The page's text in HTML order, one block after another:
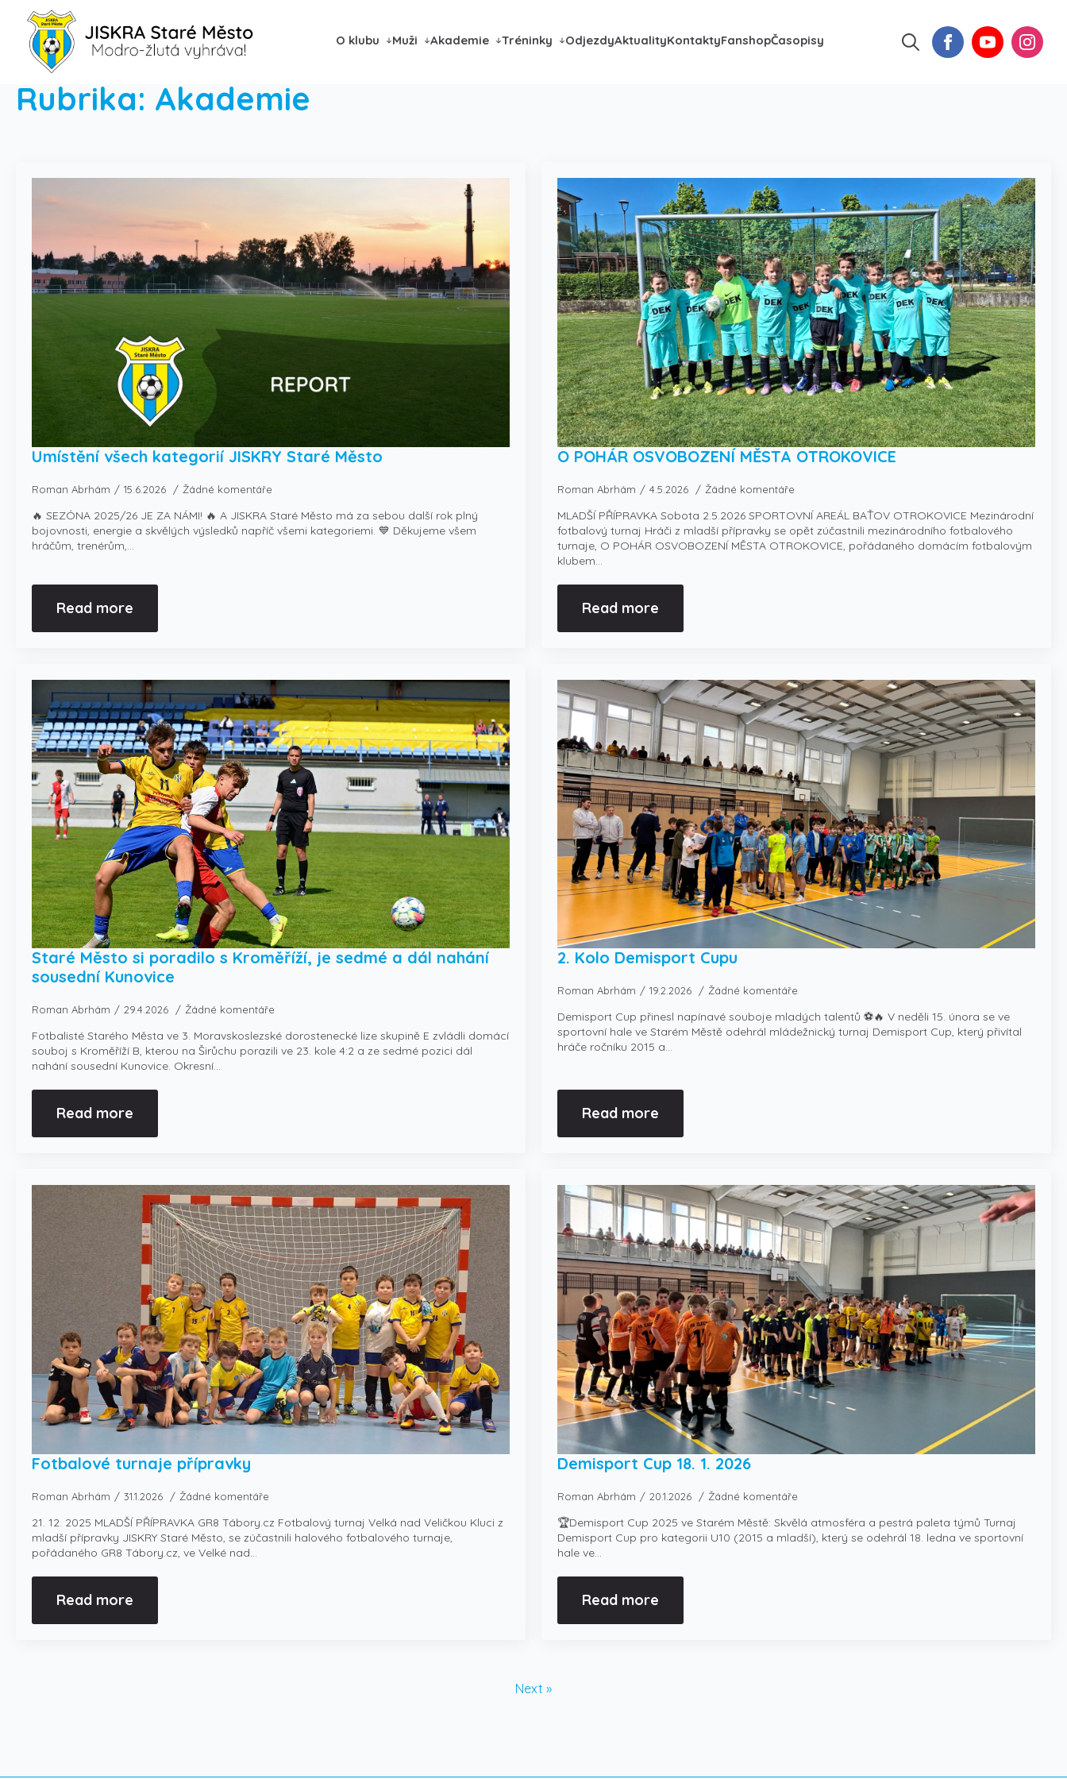
O klubu Muži Akademie Tréninky OdjezdyAktualityKontaktyFanshopČasopisy
Rubrika: Akademie
Umístění všech kategorií JISKRY Staré Město
Roman Abrhám 15.6.2026 Žádné komentáře
🔥 SEZÓNA 2025/26 JE ZA NÁMI! 🔥 A JISKRA Staré Město má za sebou další rok plný
bojovnosti, energie a skvělých výsledků napříč všemi kategoriemi. 💙 Děkujeme všem
hráčům, trenérům,…
Read more
O POHÁR OSVOBOZENÍ MĚSTA OTROKOVICE
Roman Abrhám 4.5.2026 Žádné komentáře
MLADŠÍ PŘÍPRAVKA Sobota 2.5.2026 SPORTOVNÍ AREÁL BAŤOV OTROKOVICE Mezinárodní
fotbalový turnaj Hráči z mladší přípravky se opět zúčastnili mezinárodního fotbalového
turnaje, O POHÁR OSVOBOZENÍ MĚSTA OTROKOVICE, pořádaného domácím fotbalovým
klubem…
Read more
Staré Město si poradilo s Kroměříží, je sedmé a dál nahání
sousední Kunovice
Roman Abrhám 29.4.2026 Žádné komentáře
Fotbalisté Starého Města ve 3. Moravskoslezské dorostenecké lize skupině E zvládli domácí
souboj s Kroměříží B, kterou na Širůchu porazili ve 23. kole 4:2 a ze sedmé pozici dál
nahání sousední Kunovice. Okresní…
Read more
2. Kolo Demisport Cupu
Roman Abrhám 19.2.2026 Žádné komentáře
Demisport Cup přinesl napínavé souboje mladých talentů ⚽🔥 V neděli 15. února se ve
sportovní hale ve Starém Městě odehrál mládežnický turnaj Demisport Cup, který přivítal
hráče ročníku 2015 a…
Read more
Fotbalové turnaje přípravky
Roman Abrhám 31.1.2026 Žádné komentáře
21. 12. 2025 MLADŠÍ PŘÍPRAVKA GR8 Tábory.cz Fotbalový turnaj Velká nad Veličkou Kluci z
mladší přípravky JISKRY Staré Město, se zúčastnili halového fotbalového turnaje,
pořádaného GR8 Tábory.cz, ve Velké nad…
Read more
Demisport Cup 18. 1. 2026
Roman Abrhám 20.1.2026 Žádné komentáře
🏆Demisport Cup 2025 ve Starém Městě: Skvělá atmosféra a pestrá paleta týmů Turnaj
Demisport Cup pro kategorii U10 (2015 a mladší), který se odehrál 18. ledna ve sportovní
hale ve…
Read more
Next »